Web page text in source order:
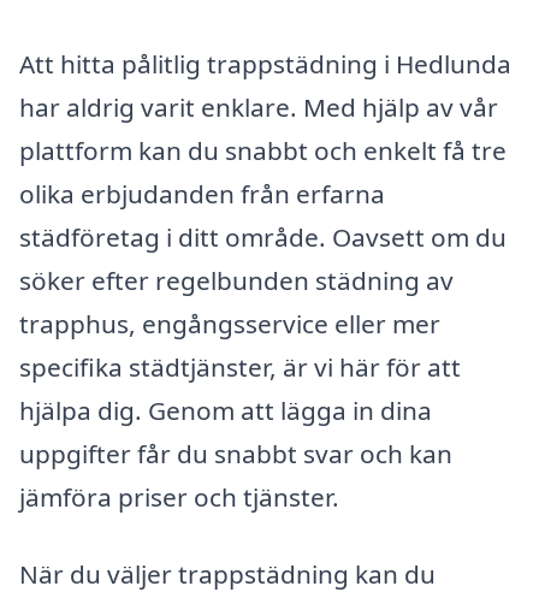
Att hitta pålitlig trappstädning i Hedlunda
har aldrig varit enklare. Med hjälp av vår
plattform kan du snabbt och enkelt få tre
olika erbjudanden från erfarna
städföretag i ditt område. Oavsett om du
söker efter regelbunden städning av
trapphus, engångsservice eller mer
specifika städtjänster, är vi här för att
hjälpa dig. Genom att lägga in dina
uppgifter får du snabbt svar och kan
jämföra priser och tjänster.
När du väljer trappstädning kan du